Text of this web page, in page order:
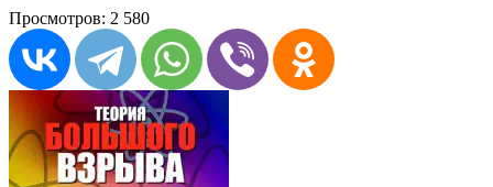
Просмотров: 2 580